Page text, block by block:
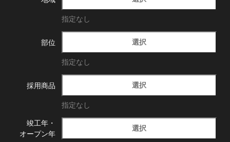
指定なし
部位 選択
指定なし
採用商品 選択
指定なし
竣工年・
オープン年
選択